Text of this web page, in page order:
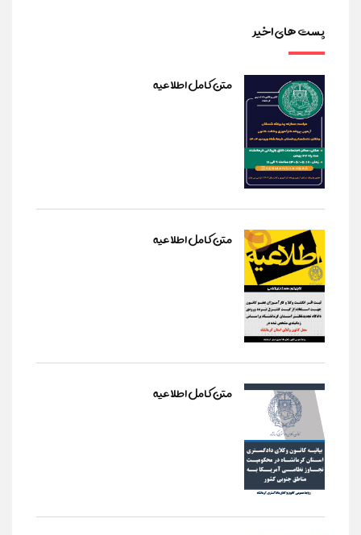
پست های اخیر
متن کامل اطلاعیه
متن کامل اطلاعیه
متن کامل اطلاعیه